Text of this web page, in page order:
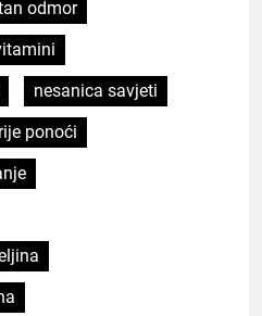
odmor
nesanica savjeti
ponoći